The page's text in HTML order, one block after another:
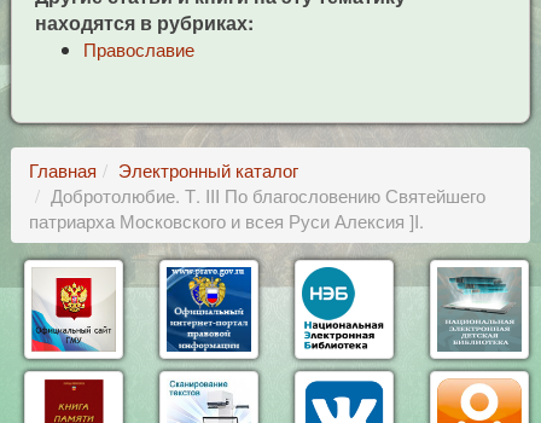
находятся в рубриках:
Православие
Главная
Электронный каталог
Добротолюбие. Т. III По благословению Святейшего
патриарха Московского и всея Руси Алексия ]I.